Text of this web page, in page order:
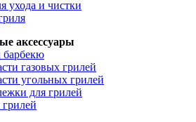
ухода и чистки
аксессуары
барбекю
газовых грилей
угольных грилей
для грилей